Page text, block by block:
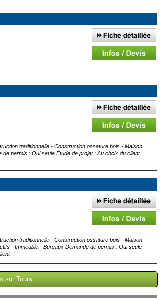
traditionnelle - Construction ossature bois - Maison
permis : Oui seule Etude de projet : Au choix du client
traditionnelle - Construction ossature bois - Maison
- Immeuble - Bureaux Demande de permis : Oui seule
sur Tours